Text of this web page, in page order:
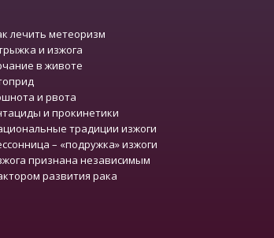
лечить метеоризм
и изжога
в животе
и рвота
и прокинетики
традиции изжоги
– «подружка» изжоги
признана независимым
развития рака